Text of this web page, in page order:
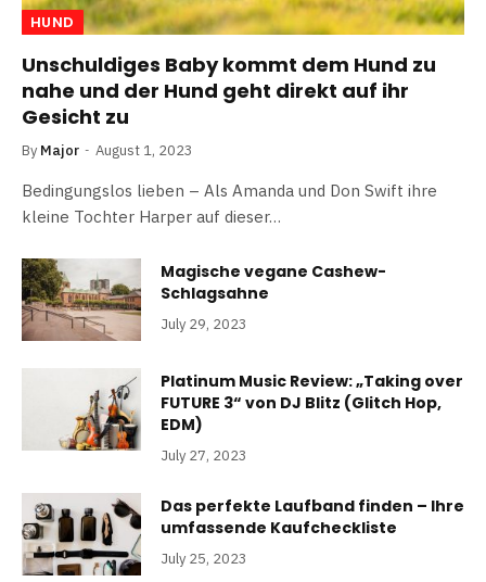
HUND
Unschuldiges Baby kommt dem Hund zu
nahe und der Hund geht direkt auf ihr
Gesicht zu
By Major August 1, 2023
Bedingungslos lieben – Als Amanda und Don Swift ihre
kleine Tochter Harper auf dieser…
Magische vegane Cashew-
Schlagsahne
July 29, 2023
Platinum Music Review: „Taking over
FUTURE 3“ von DJ Blitz (Glitch Hop,
EDM)
July 27, 2023
Das perfekte Laufband finden – Ihre
umfassende Kaufcheckliste
July 25, 2023